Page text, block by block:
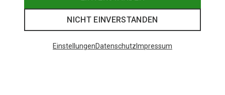
NICHT EINVERSTANDEN
EinstellungenDatenschutz Impressum